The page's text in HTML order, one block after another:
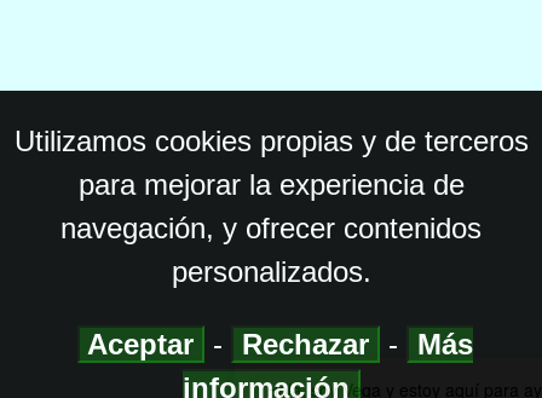
Utilizamos cookies propias y de terceros
para mejorar la experiencia de
navegación, y ofrecer contenidos
personalizados.
Aceptar - Rechazar -
Más
información